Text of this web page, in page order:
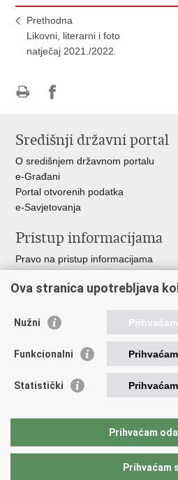
Prethodna
Likovni, literarni i foto
natječaj 2021./2022.
Facebooku
Središnji državni portal
O središnjem državnom portalu
e-Građani
Portal otvorenih podatka
e-Savjetovanja
Pristup informacijama
Pravo na pristup informacijama
Pozivi za žurnu pomoć
Važne poveznice
Vlada RH
Muzej hrvatskog vatrogastva
The Federation of EUropean Fire
Intranet (samo za službenike HVZ)
Ova stranica upotrebljava
Nužni Prihvaćam
Funkcionalni Prihvaćam
Statistički Prihvaćam
Prihvaćam
Prihvaćam